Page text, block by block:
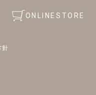
ONLINESTORE
針